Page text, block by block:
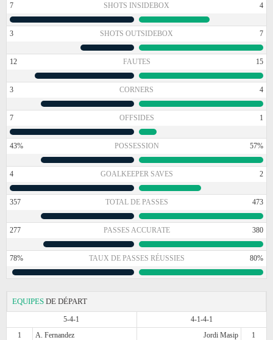
7 SHOTS INSIDEBOX 4
3 SHOTS OUTSIDEBOX 7
12 FAUTES 15
3 CORNERS 4
7 OFFSIDES 1
43% POSSESSION 57%
4 GOALKEEPER SAVES 2
357 TOTAL DE PASSES 473
277 PASSES ACCURATE 380
78% TAUX DE PASSES RÉUSSIES 80%
EQUIPES DE DÉPART
5-4-1
4-1-4-1
1
A. Fernandez Jordi Masip
1